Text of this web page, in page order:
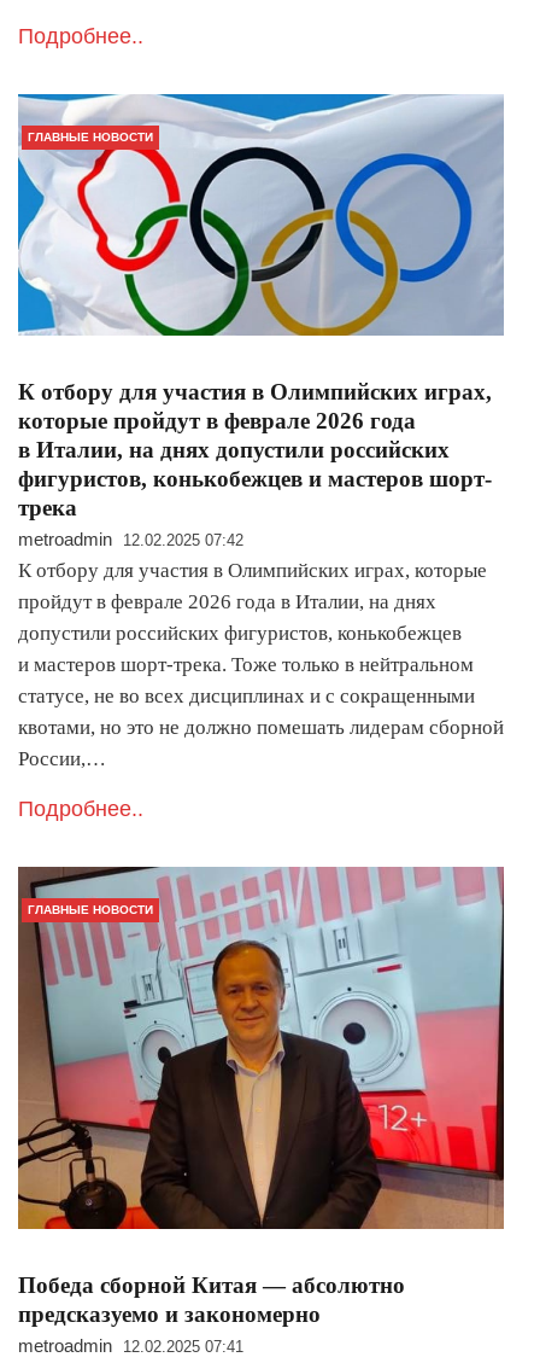
Подробнее..
ГЛАВНЫЕ НОВОСТИ
К отбору для участия в Олимпийских играх,
которые пройдут в феврале 2026 года
в Италии, на днях допустили российских
фигуристов, конькобежцев и мастеров шорт-
трека
metroadmin 12.02.2025 07:42
К отбору для участия в Олимпийских играх, которые
пройдут в феврале 2026 года в Италии, на днях
допустили российских фигуристов, конькобежцев
и мастеров шорт-трека. Тоже только в нейтральном
статусе, не во всех дисциплинах и с сокращенными
квотами, но это не должно помешать лидерам сборной
России,…
Подробнее..
ГЛАВНЫЕ НОВОСТИ
Победа сборной Китая — абсолютно
предсказуемо и закономерно
metroadmin 12.02.2025 07:41